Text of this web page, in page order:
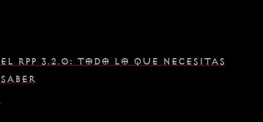
EL RPP 3.2.0: TODO LO QUE NECESITAS
SABER